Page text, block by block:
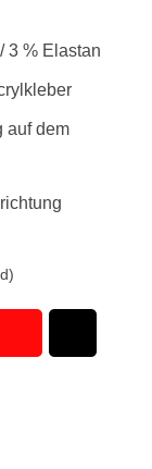
3 % Elastan
auf dem